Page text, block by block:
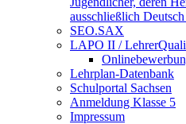
ausschließlich
SEO.SAX
LAPO II /
Lehrplan-Datenbank
Schulportal Sachsen
Anmeldung Klasse 5
Impressum